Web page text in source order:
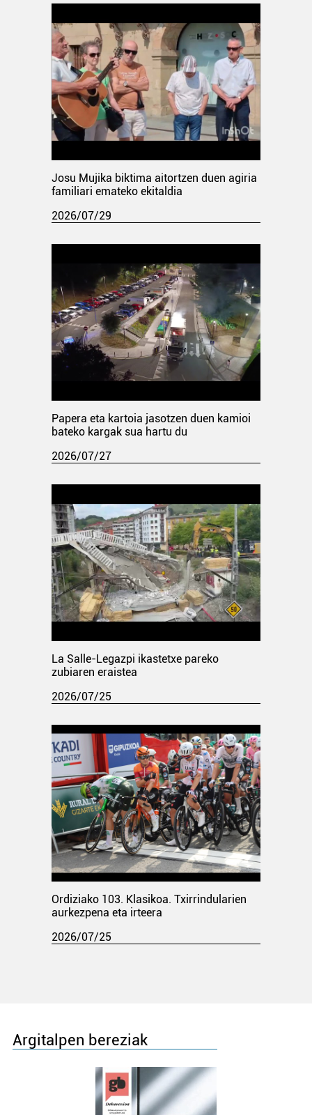
Josu Mujika biktima aitortzen duen agiria
familiari emateko ekitaldia
2026/07/29
Papera eta kartoia jasotzen duen kamioi
bateko kargak sua hartu du
2026/07/27
La Salle-Legazpi ikastetxe pareko
zubiaren eraistea
2026/07/25
Ordiziako 103. Klasikoa. Txirrindularien
aurkezpena eta irteera
2026/07/25
Argitalpen bereziak